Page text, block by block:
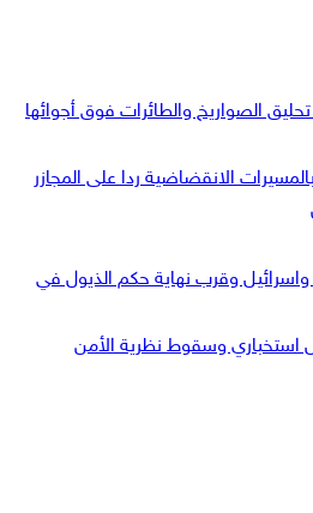
الصواريخ والطائرات فوق أجوائها
الانقضاضية ردا على المجازر
وقرب نهاية حكم الذيول في
وسقوط نظرية الأمن